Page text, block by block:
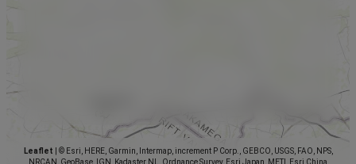
Leaflet
© Esri, HERE, Garmin, Intermap, increment P Corp., GEBCO, USGS, FAO, NPS,